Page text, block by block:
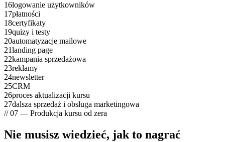
16logowanie użytkowników
17płatności
18certyfikaty
19quizy i testy
20automatyzacje mailowe
21landing page
22kampania sprzedażowa
23reklamy
24newsletter
25CRM
26proces aktualizacji kursu
27dalsza sprzedaż i obsługa marketingowa
// 07 — Produkcja kursu od zera
Nie musisz wiedzieć, jak to nagrać